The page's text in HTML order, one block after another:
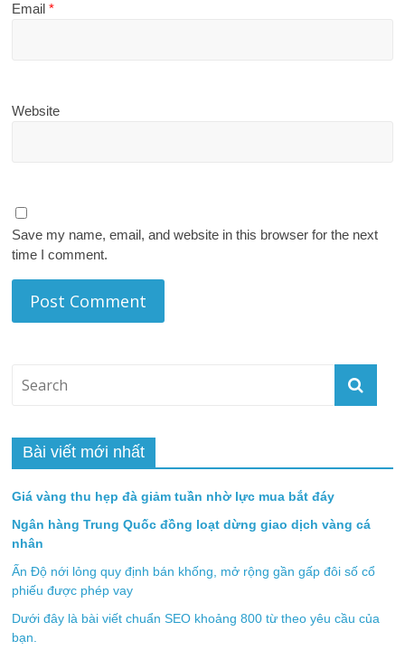
Email*
Website
Save my name, email, and website in this browser for the next
time I comment.
Bài viết mới nhất
Giá vàng thu hẹp đà giảm tuần nhờ lực mua bắt đáy
Ngân hàng Trung Quốc đồng loạt dừng giao dịch vàng cá
nhân
Ấn Độ nới lỏng quy định bán khống, mở rộng gần gấp đôi số cổ
phiếu được phép vay
Dưới đây là bài viết chuẩn SEO khoảng 800 từ theo yêu cầu của
bạn.